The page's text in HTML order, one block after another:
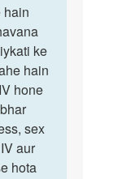
hain
ke
hain
hone
sex
aur
hota